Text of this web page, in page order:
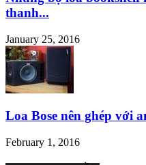
thanh...
January 25, 2016
Loa Bose nên ghép với
February 1, 2016